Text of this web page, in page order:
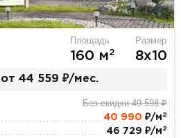
Площадь
160 м2
Размер
8х10
от 44 559 ₽/мес.
Без скидки 49 598 ₽
40 990 ₽/м 2
46 729 ₽/м 2